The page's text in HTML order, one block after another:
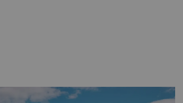
的历史文化商业街区，素有“温州第一街”之称。它
，也是外地游客体验温州文化必到的目的地。
程）
而成的文旅街区，完美融合了市井烟火与文艺潮